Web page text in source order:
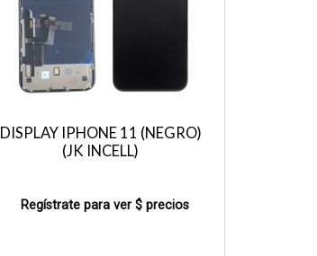
DISPLAY IPHONE 11 (NEGRO)
(JK INCELL)
Regístrate para ver $ precios